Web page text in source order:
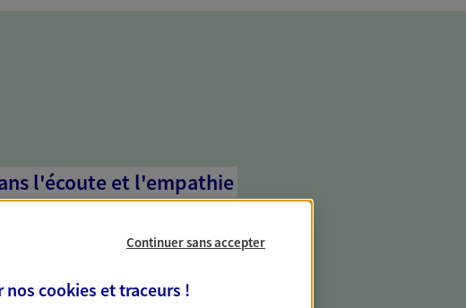
l'écoute et l'empathie
mettent l'empathie au cœur de leurs échanges
Continuer sans accepter
nos cookies et traceurs !